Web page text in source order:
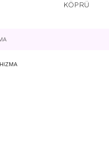
KÖPRÜ